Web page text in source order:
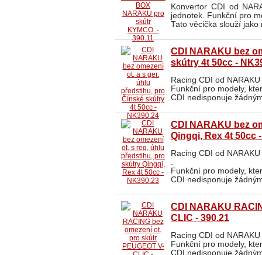
Konvertor CDI od
jednotek. Funkční pro
Tato věcička slouží
CDI NARAKU bez
skútry 4t 50cc -
Racing CDI od
Funkční pro modely,
CDI nedisponuje
CDI NARAKU bez
Qingqi, Rex 4t 50cc
Racing CDI od
.
Funkční pro modely,
CDI nedisponuje
CDI NARAKU
CLIC - 390.21
Racing CDI od
Funkční pro modely,
CDI nedisponuje